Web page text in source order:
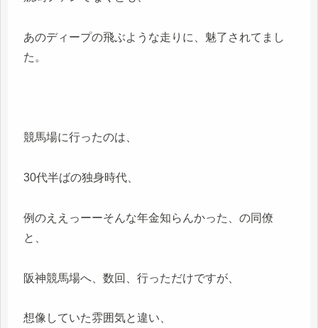
あのディープの飛ぶような走りに、魅了されてまし
た。
競馬場に行ったのは、
30代半ばの独身時代、
例のええっーーそんな年金知らんかった、の同僚
と、
阪神競馬場へ、数回、行っただけですが、
想像していた雰囲気と違い、